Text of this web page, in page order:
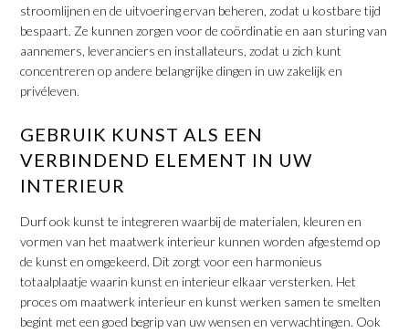
stroomlijnen en de uitvoering ervan beheren, zodat u kostbare tijd
bespaart. Ze kunnen zorgen voor de coördinatie en aan sturing van
aannemers, leveranciers en installateurs, zodat u zich kunt
concentreren op andere belangrijke dingen in uw zakelijk en
privéleven.
GEBRUIK KUNST ALS EEN
VERBINDEND ELEMENT IN UW
INTERIEUR
Durf ook kunst te integreren waarbij de materialen, kleuren en
vormen van het maatwerk interieur kunnen worden afgestemd op
de kunst en omgekeerd. Dit zorgt voor een harmonieus
totaalplaatje waarin kunst en interieur elkaar versterken. Het
proces om maatwerk interieur en kunst werken samen te smelten
begint met een goed begrip van uw wensen en verwachtingen. Ook